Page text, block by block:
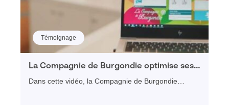
Témoignage
La Compagnie de Burgondie optimise ses
processus de ventes avec Visiativ Force
Dans cette vidéo, la Compagnie de Burgondie